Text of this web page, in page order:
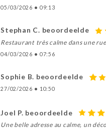
05/03/2026 • 09:13
Stephan C. beoordeelde
Restaurant très calme dans une
04/03/2026 • 07:56
Sophie B. beoordeelde
27/02/2026 • 10:50
Joel P. beoordeelde
Une belle adresse au calme, un